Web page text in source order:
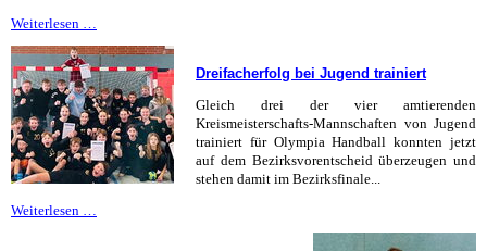
Weiterlesen …
Glitzer
-
Goseplack
Teil
2
Dreifacherfolg bei Jugend trainiert
Gleich drei der vier amtierenden
Kreismeisterschafts-Mannschaften von Jugend
trainiert für Olympia Handball konnten jetzt
auf dem Bezirksvorentscheid überzeugen und
stehen damit im Bezirksfinale...
Weiterlesen …